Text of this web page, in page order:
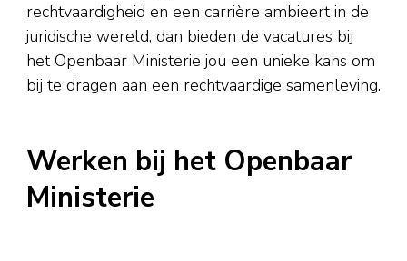
rechtvaardigheid en een carrière ambieert in de
juridische wereld, dan bieden de vacatures bij
het Openbaar Ministerie jou een unieke kans om
bij te dragen aan een rechtvaardige samenleving.
Werken bij het Openbaar
Ministerie